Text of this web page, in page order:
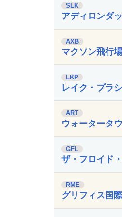
SLK
アディロンダ
AXB
マクソン飛行場
LKP
レイク・プラ
ART
ウォータータ
GFL
ザ・フロイド
RME
グリフィス国